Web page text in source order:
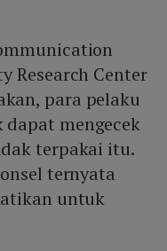
Research Center
para pelaku
mengecek
terpakai itu.
ternyata
untuk